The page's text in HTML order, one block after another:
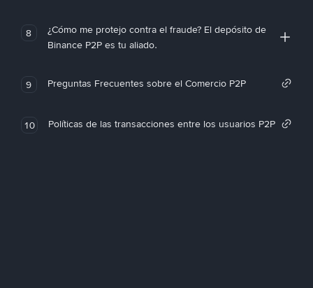
8
¿Cómo me protejo contra el fraude? El depósito de
Binance P2P es tu aliado.
9 Preguntas Frecuentes sobre el Comercio P2P
10 Políticas de las transacciones entre los usuarios P2P